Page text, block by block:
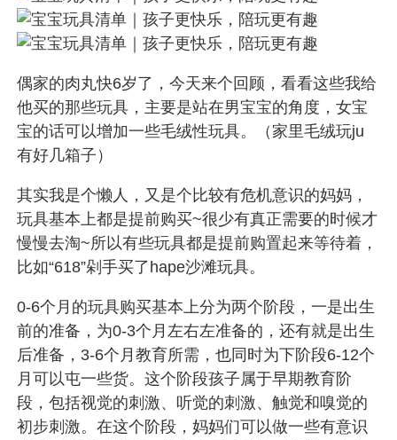
偶家的肉丸快6岁了，今天来个回顾，看看这些我给
他买的那些玩具， 主要是站在男宝宝的角度，女宝
宝的话可以增加一些毛绒性玩具。
（家里毛绒玩ju
有好几箱子）
其实我是个懒人， 又是个比较有危机意识的妈妈，
玩具基本上都是提前购买~很少有真正需要的时候才
慢慢去淘~所以有些玩具都是提前购置起来等待着，
比如“618”剁手买了hape沙滩玩具。
0-6个月的玩具购买基本上分为两个阶段，一是出生
前的准备，为0-3个月左右左准备的，还有就是出生
后准备，3-6个月教育所需，也同时为下阶段6-12个
月可以屯一些货。这个阶段孩子属于早期教育阶
段，包括视觉的刺激、听觉的刺激、触觉和嗅觉的
初步刺激。在这个阶段，妈妈们可以做一些有意识